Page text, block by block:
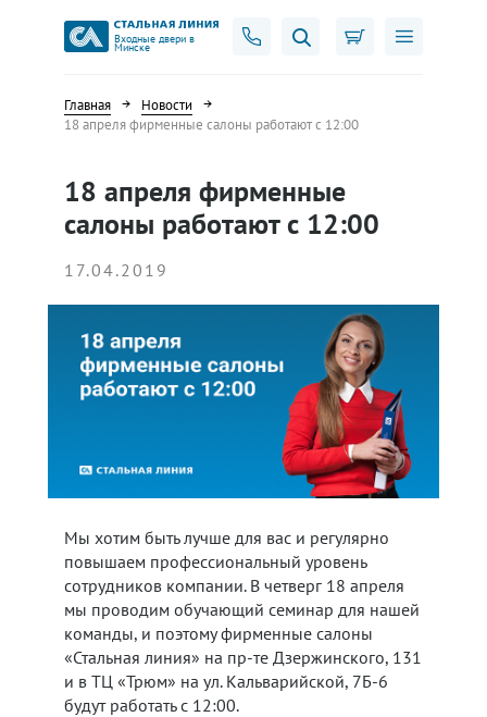
Входные двери в
Минске
Главная
Новости
18 апреля фирменные салоны работают с 12:00
18 апреля фирменные
салоны работают с 12:00
17.04.2019
Мы хотим быть лучше для вас и регулярно
повышаем профессиональный уровень
сотрудников компании. В четверг 18 апреля
мы проводим обучающий семинар для нашей
команды, и поэтому фирменные салоны
«Стальная линия» на пр-те Дзержинского, 131
и в ТЦ «Трюм» на ул. Кальварийской, 7Б-6
будут работать с 12:00.